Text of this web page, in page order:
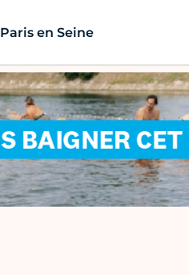
Paris en Seine